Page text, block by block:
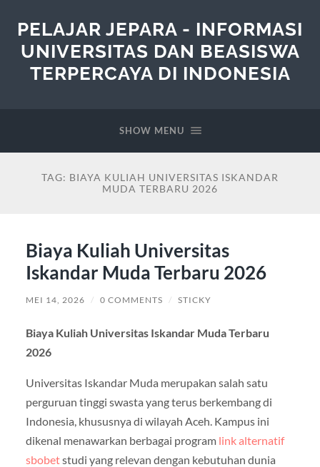
PELAJAR JEPARA - INFORMASI
UNIVERSITAS DAN BEASISWA
TERPERCAYA DI INDONESIA
SHOW MENU
TAG: BIAYA KULIAH UNIVERSITAS ISKANDAR
MUDA TERBARU 2026
Biaya Kuliah Universitas
Iskandar Muda Terbaru 2026
MEI 14, 2026 / 0 COMMENTS / STICKY
Biaya Kuliah Universitas Iskandar Muda Terbaru
2026
Universitas Iskandar Muda merupakan salah satu
perguruan tinggi swasta yang terus berkembang di
Indonesia, khususnya di wilayah Aceh. Kampus ini
dikenal menawarkan berbagai program link alternatif
sbobetstudi yang relevan dengan kebutuhan dunia